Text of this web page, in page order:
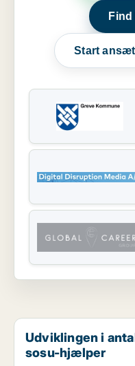
Start
Udviklingen i
sosu-hjælper